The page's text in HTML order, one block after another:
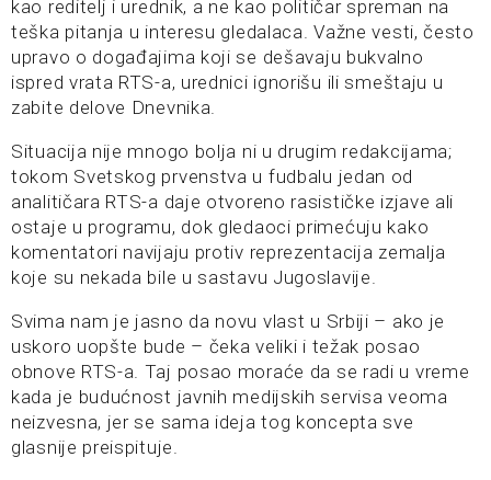
kao reditelj i urednik, a ne kao političar spreman na
teška pitanja u interesu gledalaca. Važne vesti, često
upravo o događajima koji se dešavaju bukvalno
ispred vrata RTS-a, urednici ignorišu ili smeštaju u
zabite delove Dnevnika.
Situacija nije mnogo bolja ni u drugim redakcijama;
tokom Svetskog prvenstva u fudbalu jedan od
analitičara RTS-a daje otvoreno rasističke izjave ali
ostaje u programu, dok gledaoci primećuju kako
komentatori navijaju protiv reprezentacija zemalja
koje su nekada bile u sastavu Jugoslavije.
Svima nam je jasno da novu vlast u Srbiji – ako je
uskoro uopšte bude – čeka veliki i težak posao
obnove RTS-a. Taj posao moraće da se radi u vreme
kada je budućnost javnih medijskih servisa veoma
neizvesna, jer se sama ideja tog koncepta sve
glasnije preispituje.